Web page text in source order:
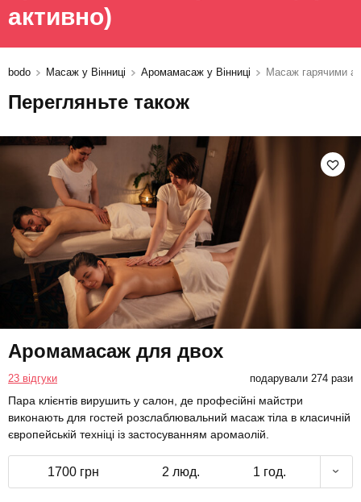
активно)
bodo Масаж у Вінниці Аромамасаж у Вінниці Масаж гарячими
Перегляньте також
Аромамасаж для двох
23 відгуки подарували 274 рази
Пара клієнтів вирушить у салон, де професійні майстри
виконають для гостей розслаблювальний масаж тіла в класичній
європейській техніці із застосуванням аромаолій.
1700 грн 2 люд. 1 год.